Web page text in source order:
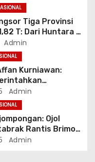
Tiga Provinsi
T: Dari Huntara 6
Relokasi
Admin
Kurniawan:
Protes Publik
Admin
Ojol
Rantis Brimob
Rasa Buruh
Admin